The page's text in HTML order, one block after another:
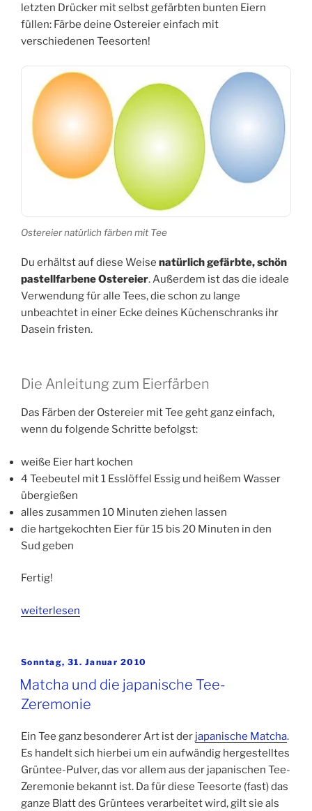
letzten Drücker mit selbst gefärbten bunten Eiern
füllen: Färbe deine Ostereier einfach mit
verschiedenen Teesorten!
Ostereier natürlich färben mit Tee
Du erhältst auf diese Weise natürlich gefärbte, schön
pastellfarbene Ostereier. Außerdem ist das die ideale
Verwendung für alle Tees, die schon zu lange
unbeachtet in einer Ecke deines Küchenschranks ihr
Dasein fristen.
Die Anleitung zum Eierfärben
Das Färben der Ostereier mit Tee geht ganz einfach,
wenn du folgende Schritte befolgst:
weiße Eier hart kochen
4 Teebeutel mit 1 Esslöffel Essig und heißem Wasser
übergießen
alles zusammen 10 Minuten ziehen lassen
die hartgekochten Eier für 15 bis 20 Minuten in den
Sud geben
Fertig!
„Ostereier
mit
Tee“
weiterlesen
Veröffentlicht
Sonntag, 31. Januar 2010
Matcha und die japanische Tee-
Zeremonie
Ein Tee ganz besonderer Art ist der japanische Matcha.
Es handelt sich hierbei um ein aufwändig hergestelltes
Grüntee-Pulver, das vor allem aus der japanischen Tee-
Zeremonie bekannt ist. Da für diese Teesorte (fast) das
ganze Blatt des Grüntees verarbeitet wird, gilt sie als